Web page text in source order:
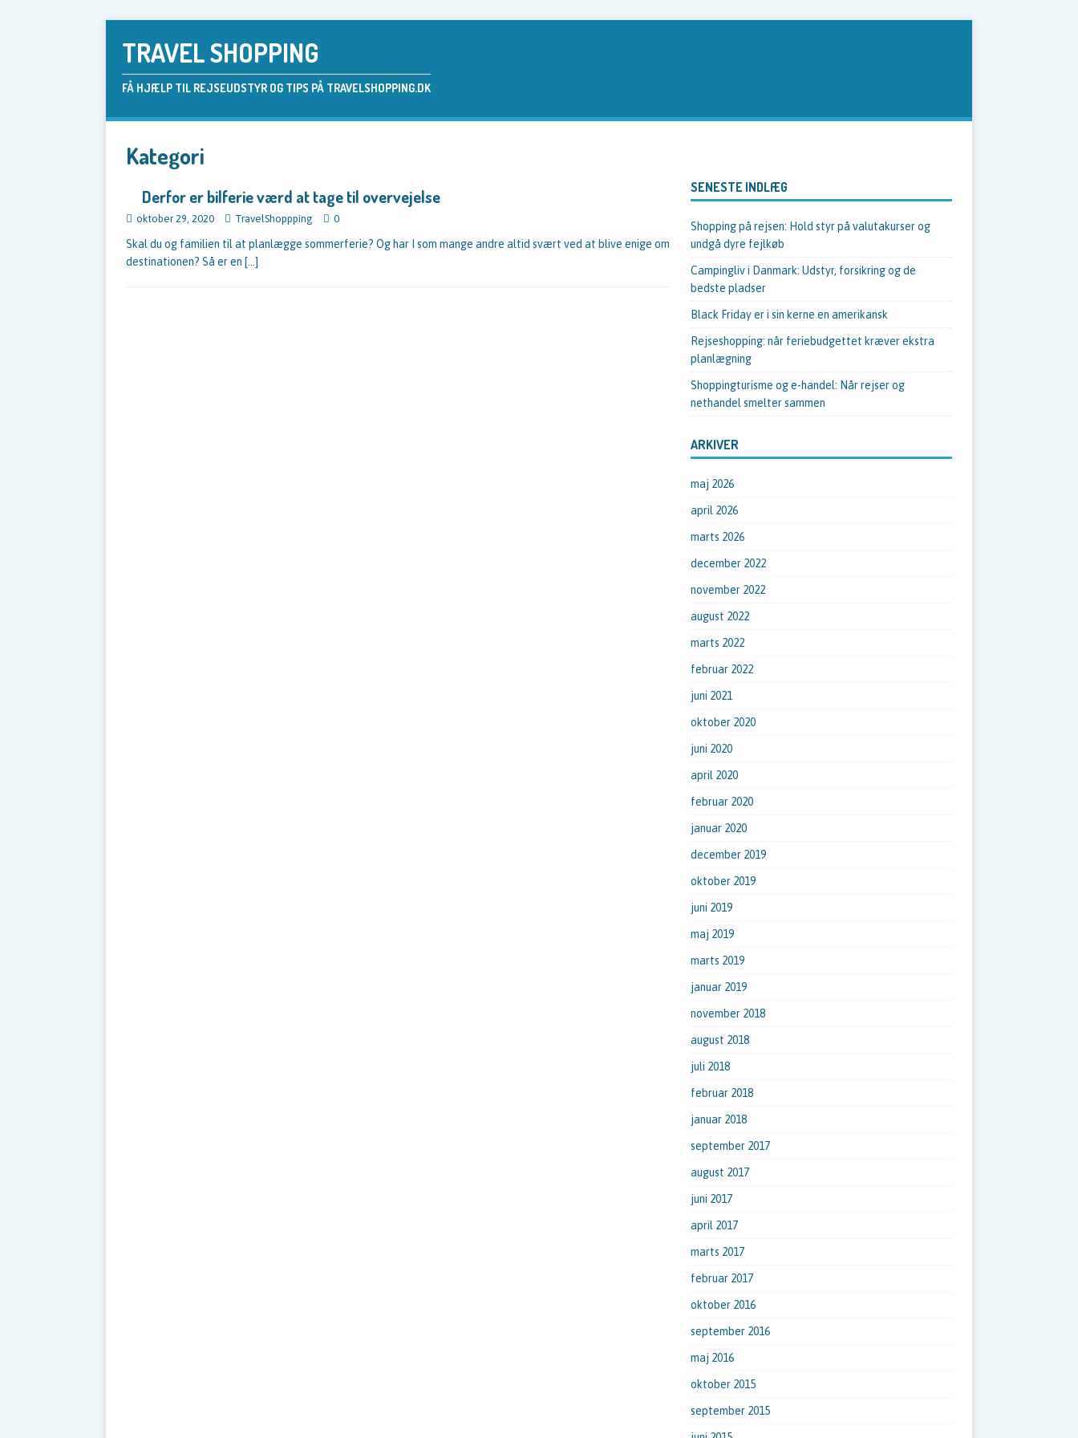
TRAVEL SHOPPING
FÅ HJÆLP TIL REJSEUDSTYR OG TIPS PÅ TRAVELSHOPPING.DK
Kategori
Derfor er bilferie værd at tage til overvejelse
oktober 29, 2020 TravelShoppping 0
Skal du og familien til at planlægge sommerferie? Og har I som mange andre altid svært ved at blive enige om
destinationen? Så er en […]
SENESTE INDLÆG
Shopping på rejsen: Hold styr på valutakurser og
undgå dyre fejlkøb
Campingliv i Danmark: Udstyr, forsikring og de
bedste pladser
Black Friday er i sin kerne en amerikansk
Rejseshopping: når feriebudgettet kræver ekstra
planlægning
Shoppingturisme og e-handel: Når rejser og
nethandel smelter sammen
ARKIVER
maj 2026
april 2026
marts 2026
december 2022
november 2022
august 2022
marts 2022
februar 2022
juni 2021
oktober 2020
juni 2020
april 2020
februar 2020
januar 2020
december 2019
oktober 2019
juni 2019
maj 2019
marts 2019
januar 2019
november 2018
august 2018
juli 2018
februar 2018
januar 2018
september 2017
august 2017
juni 2017
april 2017
marts 2017
februar 2017
oktober 2016
september 2016
maj 2016
oktober 2015
september 2015